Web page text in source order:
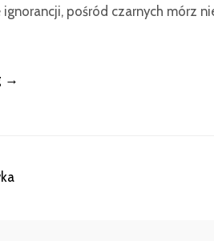
pośród czarnych mórz
→